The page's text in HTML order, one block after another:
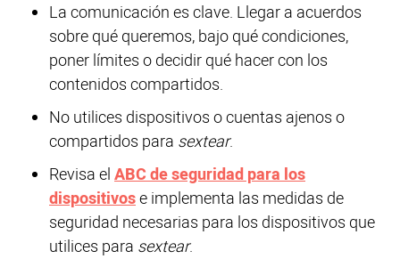
La comunicación es clave. Llegar a acuerdos
sobre qué queremos, bajo qué condiciones,
poner límites o decidir qué hacer con los
contenidos compartidos.
No utilices dispositivos o cuentas ajenos o
compartidos para sextear.
Revisa elABC de seguridad para los
dispositivose implementa las medidas de
seguridad necesarias para los dispositivos que
utilices para sextear.